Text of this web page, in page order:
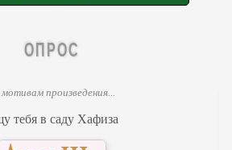
ОПРОС
произведения...
тебя в саду Хафиза